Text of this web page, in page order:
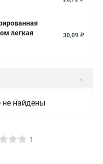
легкая
30,09 ₽
не найдены
1